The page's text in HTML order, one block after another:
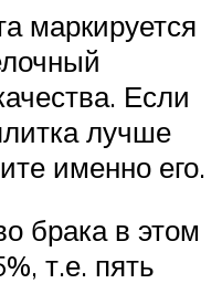
маркируется
Если
лучше
именно его.
брака в этом
т.е. пять